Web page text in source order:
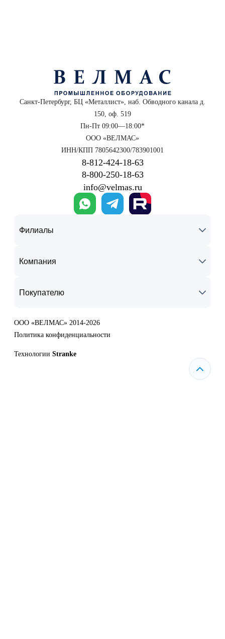
Санкт-Петербург, БЦ «Металлист», наб. Обводного канала д.
150, оф. 519
Пн-Пт 09:00—18:00*
ООО «ВЕЛМАС»
ИНН/КПП 7805642300/783901001
8‑812‑424‑18‑63
8‑800‑250‑18‑63
info@velmas.ru
Филиалы
Компания
Покупателю
ООО «ВЕЛМАС» 2014-2026
Политика конфиденциальности
Технологии Stranke